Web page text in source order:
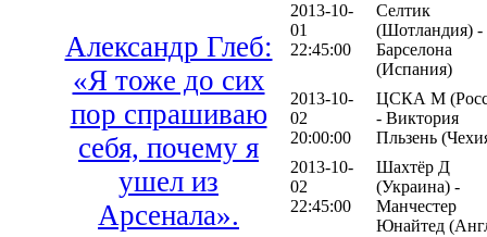
Александр Глеб:
«Я тоже до сих
пор спрашиваю
себя, почему я
ушел из
Арсенала».
2013-10-
01
22:45:00
Селтик
(Шотландия) -
Барселона
(Испания)
2013-10-
02
20:00:00
ЦСКА М
- Виктория
Пльзень
2013-10-
02
22:45:00
Шахтёр Д
(Украина) -
Манчестер
Юнайтед